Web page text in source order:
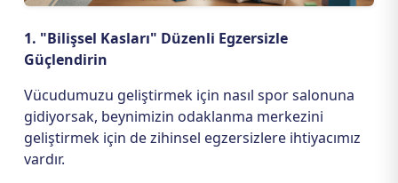
1. "Bilişsel Kasları" Düzenli Egzersizle
Güçlendirin
Vücudumuzu geliştirmek için nasıl spor salonuna
gidiyorsak, beynimizin odaklanma merkezini
geliştirmek için de zihinsel egzersizlere ihtiyacımız
vardır.